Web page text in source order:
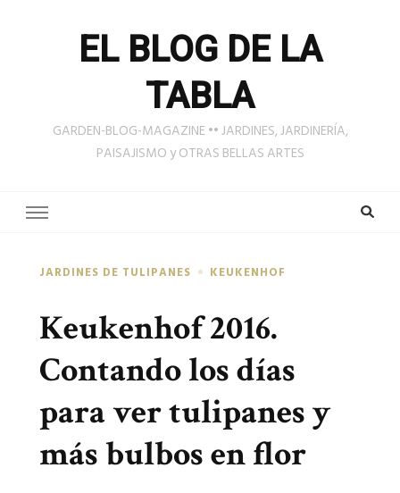
EL BLOG DE LA
TABLA
GARDEN-BLOG-MAGAZINE •• JARDINES, JARDINERÍA,
PAISAJISMO y OTRAS BELLAS ARTES
JARDINES DE TULIPANES KEUKENHOF
Keukenhof 2016.
Contando los días
para ver tulipanes y
más bulbos en flor